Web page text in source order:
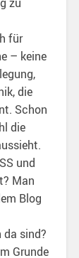
für
– keine
die
Schon
die
und
Man
Blog
da sind?
Grunde